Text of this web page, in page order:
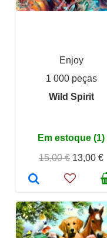
Enjoy
1 000 peças
Wild Spirit
Em estoque (1)
15,00 € 13,00 €